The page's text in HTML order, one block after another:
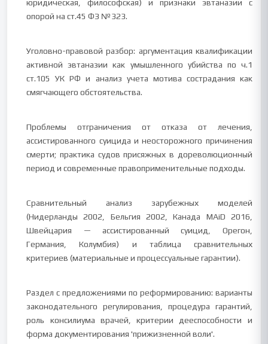
юридическая, философская) и признаки эвтаназии с
опорой на ст.45 ФЗ №323.
Уголовно-правовой разбор: аргументация квалификации
активной эвтаназии как умышленного убийства по ч.1
ст.105 УК РФ и анализ учета мотива сострадания как
смягчающего обстоятельства.
Проблемы отграничения от отказа от лечения,
ассистированного суицида и неосторожного причинения
смерти; практика судов присяжных в дореволюционный
период и современные правоприменительные подходы.
Сравнительный анализ зарубежных моделей
(Нидерланды 2002, Бельгия 2002, Канада MAiD 2016,
Швейцария — ассистированный суицид, Орегон,
Германия, Колумбия) и таблица сравнительных
критериев (материальные и процессуальные гарантии).
Раздел с предложениями по реформированию: варианты
законодательного регулирования, процедура гарантий,
роль консилиума врачей, критерии дееспособности и
форма документирования 'прижизненной воли'.